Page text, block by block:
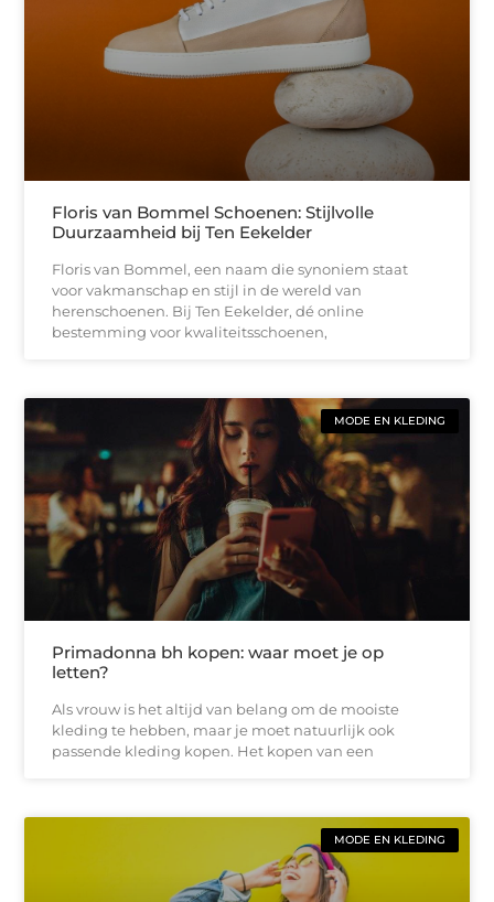
Floris van Bommel Schoenen: Stijlvolle
Duurzaamheid bij Ten Eekelder
Floris van Bommel, een naam die synoniem staat
voor vakmanschap en stijl in de wereld van
herenschoenen. Bij Ten Eekelder, dé online
bestemming voor kwaliteitsschoenen,
MODE EN KLEDING
Primadonna bh kopen: waar moet je op
letten?
Als vrouw is het altijd van belang om de mooiste
kleding te hebben, maar je moet natuurlijk ook
passende kleding kopen. Het kopen van een
MODE EN KLEDING